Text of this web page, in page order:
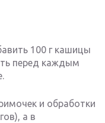
100 г кашицы
перед каждым
и обработки
а в